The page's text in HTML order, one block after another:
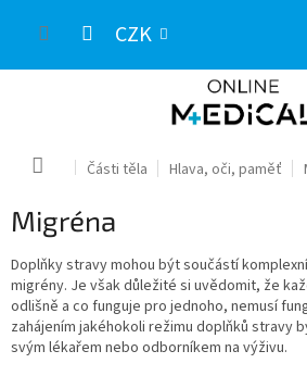
CZK
Domů Části těla Hlava, oči, paměť
Migréna
Doplňky stravy mohou být součástí
migrény. Je však důležité si uvědomit, že
odlišně a co funguje pro jednoho, nemusí
zahájením jakéhokoli režimu doplňků stravy
svým lékařem nebo odborníkem na výživu.